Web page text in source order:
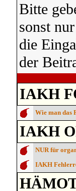
Bitte
sonst
die
der
IAKH
Wie man das
IAKH
NUR für
IAKH